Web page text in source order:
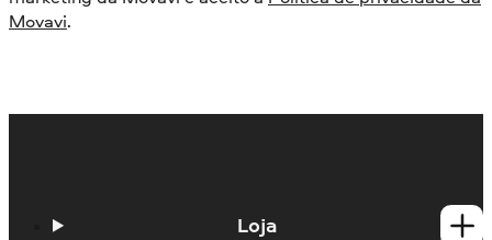
Movavi.
Loja